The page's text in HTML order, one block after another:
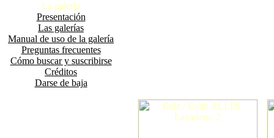
La galería
Presentación
Las galerías
Manual de uso de la galería
Preguntas frecuentes
Cómo buscar y suscribirse
Créditos
Darse de baja